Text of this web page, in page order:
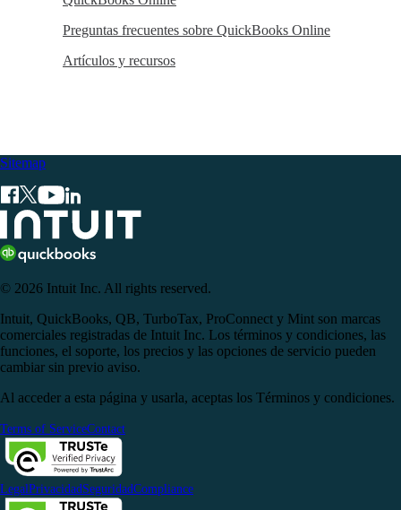
Preguntas frecuentes sobre QuickBooks Online
Artículos y recursos
Sitemap
© 2026 Intuit Inc. All rights reserved.
Intuit, QuickBooks, QB, TurboTax, ProConnect y Mint son marcas
comerciales registradas de Intuit Inc. Los términos y condiciones, las
funciones, el soporte, los precios y las opciones de servicio pueden
cambiar sin previo aviso.
Al acceder a esta página y usarla, aceptas los Términos y condiciones.
Terms of ServiceContact
LegalPrivacidadSeguridadCompliance